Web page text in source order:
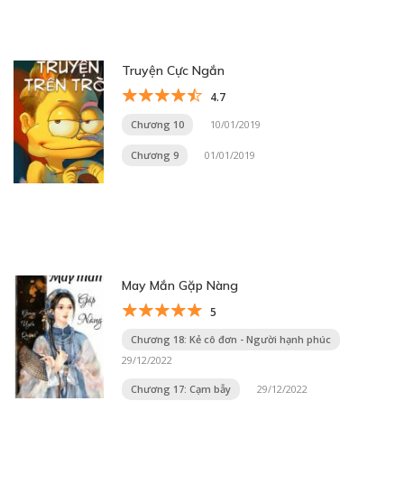
Truyện Cực Ngắn
4.7
Chương 10 10/01/2019
Chương 9 01/01/2019
May Mắn Gặp Nàng
5
Chương 18: Kẻ cô đơn - Người hạnh phúc
29/12/2022
Chương 17: Cạm bẫy 29/12/2022